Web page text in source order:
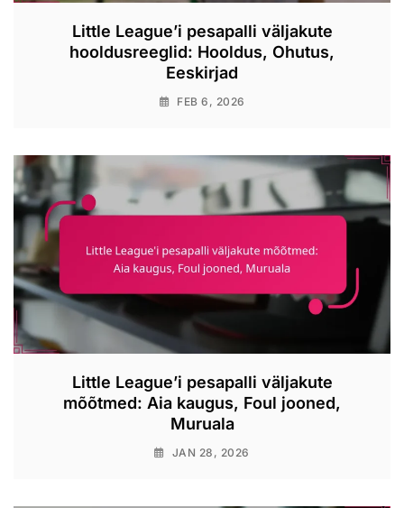
Little League’i pesapalli väljakute
hooldusreeglid: Hooldus, Ohutus,
Eeskirjad
FEB 6, 2026
Little League’i pesapalli väljakute
mõõtmed: Aia kaugus, Foul jooned,
Muruala
JAN 28, 2026